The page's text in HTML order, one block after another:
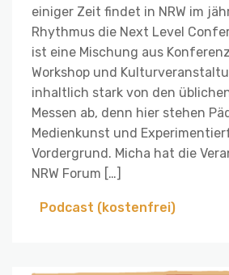
einiger Zeit findet in NRW im
Rhythmus die Next Level
ist eine Mischung aus
Workshop und
inhaltlich stark von den
Messen ab, denn hier stehen
Medienkunst und
Vordergrund. Micha hat die
NRW Forum […]
Podcast (kostenfrei)